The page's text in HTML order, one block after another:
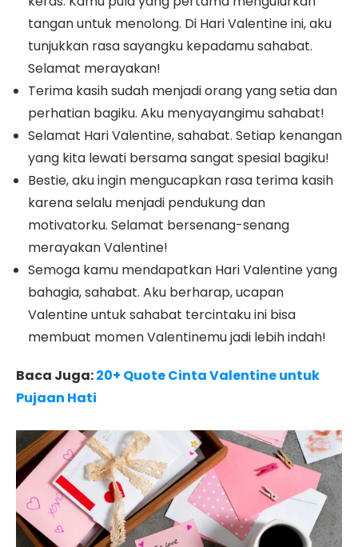
tangan untuk menolong. Di Hari Valentine ini, aku
tunjukkan rasa sayangku kepadamu sahabat.
Selamat merayakan!
Terima kasih sudah menjadi orang yang setia dan
perhatian bagiku. Aku menyayangimu sahabat!
Selamat Hari Valentine, sahabat. Setiap kenangan
yang kita lewati bersama sangat spesial bagiku!
Bestie, aku ingin mengucapkan rasa terima kasih
karena selalu menjadi pendukung dan
motivatorku. Selamat bersenang-senang
merayakan Valentine!
Semoga kamu mendapatkan Hari Valentine yang
bahagia, sahabat. Aku berharap, ucapan
Valentine untuk sahabat tercintaku ini bisa
membuat momen Valentinemu jadi lebih indah!
Baca Juga:20+ Quote Cinta Valentine untuk
Pujaan Hati